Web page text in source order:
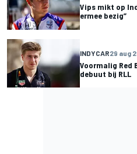
Vips mikt op
ermee bezig”
INDYCAR29 aug
Voormalig Red
debuut bij RLL